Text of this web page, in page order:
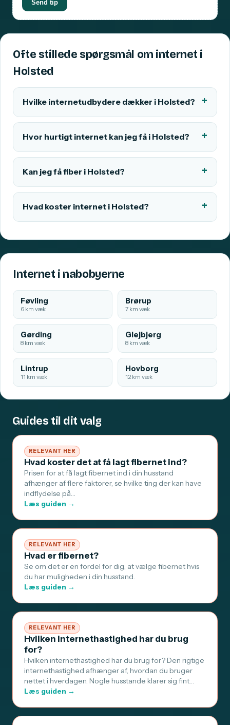
Send tip
Ofte stillede spørgsmål om internet i
Holsted
Hvilke internetudbydere dækker i Holsted?
Hvor hurtigt internet kan jeg få i Holsted?
Kan jeg få fiber i Holsted?
Hvad koster internet i Holsted?
Internet i nabobyerne
Føvling
6 km væk
Brørup
7 km væk
Gørding
8 km væk
Glejbjerg
8 km væk
Lintrup
11 km væk
Hovborg
12 km væk
Guides til dit valg
RELEVANT HER
Hvad koster det at få lagt fibernet ind?
Prisen for at få lagt fibernet ind i din husstand
afhænger af flere faktorer, se hvilke ting der kan have
indflydelse på…
Læs guiden →
RELEVANT HER
Hvad er fibernet?
Se om det er en fordel for dig, at vælge fibernet hvis
du har muligheden i din husstand.
Læs guiden →
RELEVANT HER
Hvilken internethastighed har du brug
for?
Hvilken internethastighed har du brug for? Den rigtige
internethastighed afhænger af, hvordan du bruger
nettet i hverdagen. Nogle husstande klarer sig fint…
Læs guiden →